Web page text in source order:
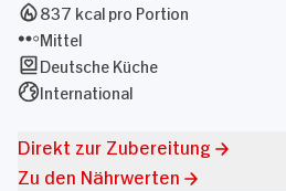
837 kcal pro Portion
Mittel
Deutsche Küche
International
Direkt zur Zubereitung
Zu den Nährwerten